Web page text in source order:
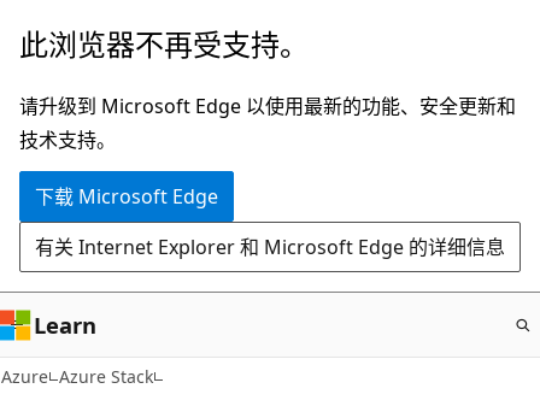
跳
主
要
内
此浏览器不再受支持。
请升级到 Microsoft Edge 以使用最新的功能、安全更新和
技术支持。
下载 Microsoft Edge
有关 Internet Explorer 和 Microsoft Edge 的详细信息
Learn
Azure Azure Stack